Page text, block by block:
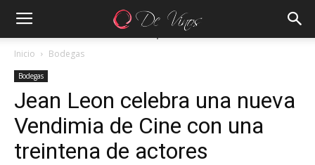
Inicio Bodegas
Bodegas
Jean Leon celebra una nueva
Vendimia de Cine con una
treintena de actores